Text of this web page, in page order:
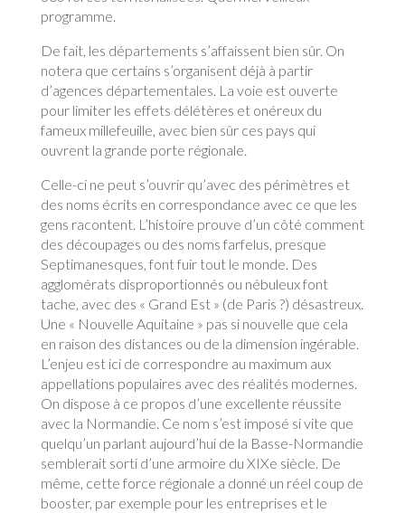
programme.
De fait, les départements s’affaissent bien sûr. On
notera que certains s’organisent déjà à partir
d’agences départementales. La voie est ouverte
pour limiter les effets délétères et onéreux du
fameux millefeuille, avec bien sûr ces pays qui
ouvrent la grande porte régionale.
Celle-ci ne peut s’ouvrir qu’avec des périmètres et
des noms écrits en correspondance avec ce que les
gens racontent. L’histoire prouve d’un côté comment
des découpages ou des noms farfelus, presque
Septimanesques, font fuir tout le monde. Des
agglomérats disproportionnés ou nébuleux font
tache, avec des « Grand Est » (de Paris ?) désastreux.
Une « Nouvelle Aquitaine » pas si nouvelle que cela
en raison des distances ou de la dimension ingérable.
L’enjeu est ici de correspondre au maximum aux
appellations populaires avec des réalités modernes.
On dispose à ce propos d’une excellente réussite
avec la Normandie. Ce nom s’est imposé si vite que
quelqu’un parlant aujourd’hui de la Basse-Normandie
semblerait sorti d’une armoire du XIXe siècle. De
même, cette force régionale a donné un réel coup de
booster, par exemple pour les entreprises et le